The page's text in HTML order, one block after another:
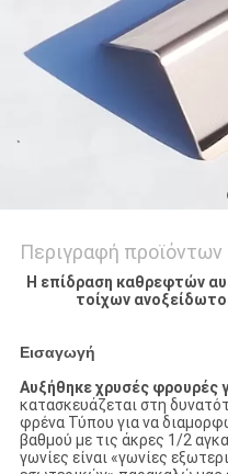
Περιγραφή προϊόντων
Η επίδραση καθρεφτών
τοίχων
Εισαγωγή
Αυξήθηκε χρυσές φρουρές
κατασκευάζεται στη
φρένα Τύπου για να
βαθμού με τις άκρες 1/2
γωνίες είναι «γωνίες